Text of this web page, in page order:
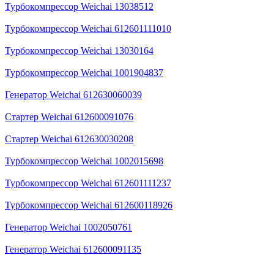
Турбокомпрессор Weichai 13038512
Турбокомпрессор Weichai 612601111010
Турбокомпрессор Weichai 13030164
Турбокомпрессор Weichai 1001904837
Генератор Weichai 612630060039
Стартер Weichai 612600091076
Стартер Weichai 612630030208
Турбокомпрессор Weichai 1002015698
Турбокомпрессор Weichai 612601111237
Турбокомпрессор Weichai 612600118926
Генератор Weichai 1002050761
Генератор Weichai 612600091135